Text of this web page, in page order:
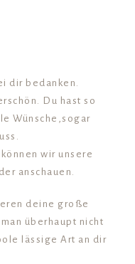
dir bedanken.
Du hast so
Wünsche,sogar
wir unsere
anschauen.
deine große
überhaupt nicht
lässige Art an dir